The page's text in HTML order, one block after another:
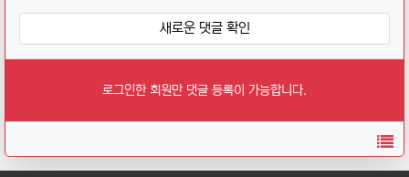
새로운 댓글 확인
로그인한 회원만 댓글 등록이 가능합니다.
목